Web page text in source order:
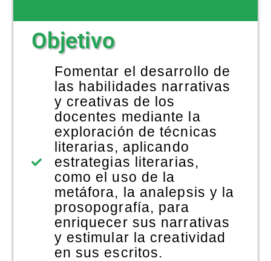
Objetivo
Fomentar el desarrollo de
las habilidades narrativas
y creativas de los
docentes mediante la
exploración de técnicas
literarias, aplicando
estrategias literarias,
como el uso de la
metáfora, la analepsis y la
prosopografía, para
enriquecer sus narrativas
y estimular la creatividad
en sus escritos.